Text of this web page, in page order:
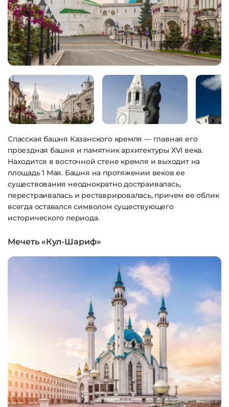
Спасская башня Казанского кремля — главная его
проездная башня и памятник архитектуры XVI века.
Находится в восточной стене кремля и выходит на
площадь 1 Мая. Башня на протяжении веков ее
существования неоднократно достраивалась,
перестраивалась и реставрировалась, причем ее облик
всегда оставался символом существующего
исторического периода.
Мечеть «Кул-Шариф»